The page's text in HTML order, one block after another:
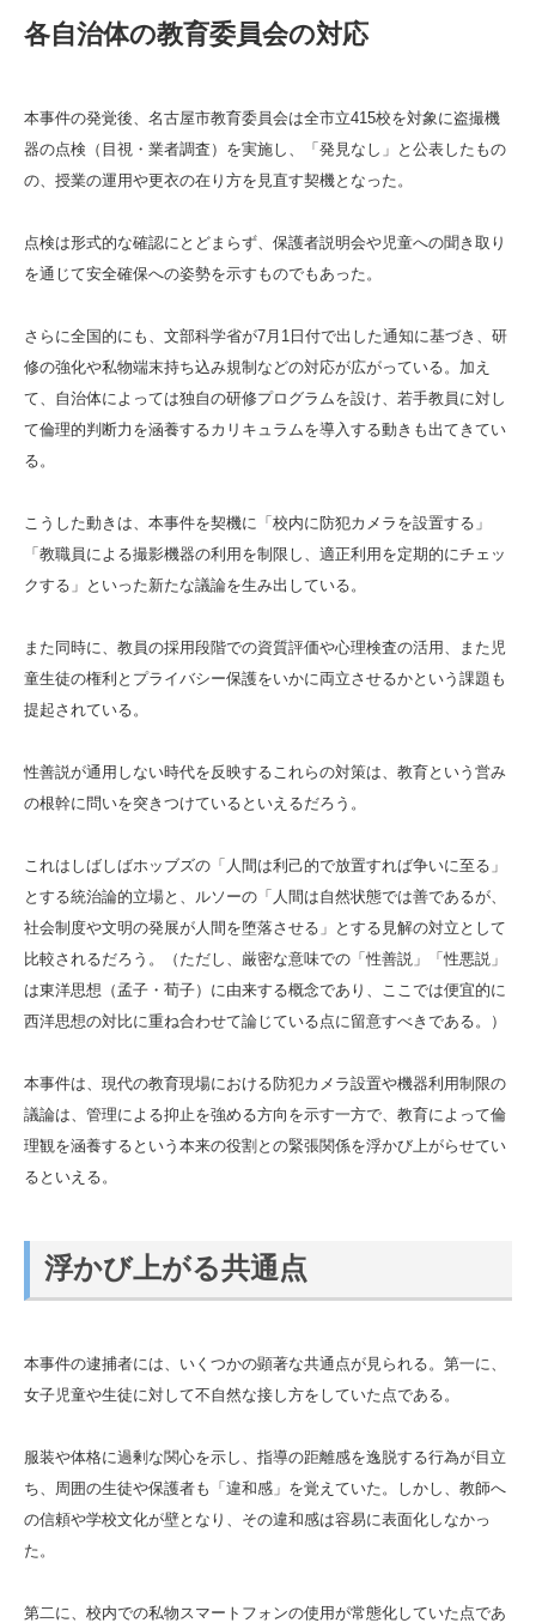
各自治体の教育委員会の対応
本事件の発覚後、名古屋市教育委員会は全市立415校を対象に盗撮機
器の点検（目視・業者調査）を実施し、「発見なし」と公表したもの
の、授業の運用や更衣の在り方を見直す契機となった。
点検は形式的な確認にとどまらず、保護者説明会や児童への聞き取り
を通じて安全確保への姿勢を示すものでもあった。
さらに全国的にも、文部科学省が7月1日付で出した通知に基づき、研
修の強化や私物端末持ち込み規制などの対応が広がっている。加え
て、自治体によっては独自の研修プログラムを設け、若手教員に対し
て倫理的判断力を涵養するカリキュラムを導入する動きも出てきてい
る。
こうした動きは、本事件を契機に「校内に防犯カメラを設置する」
「教職員による撮影機器の利用を制限し、適正利用を定期的にチェッ
クする」といった新たな議論を生み出している。
また同時に、教員の採用段階での資質評価や心理検査の活用、また児
童生徒の権利とプライバシー保護をいかに両立させるかという課題も
提起されている。
性善説が通用しない時代を反映するこれらの対策は、教育という営み
の根幹に問いを突きつけているといえるだろう。
これはしばしばホッブズの「人間は利己的で放置すれば争いに至る」
とする統治論的立場と、ルソーの「人間は自然状態では善であるが、
社会制度や文明の発展が人間を堕落させる」とする見解の対立として
比較されるだろう。（ただし、厳密な意味での「性善説」「性悪説」
は東洋思想（孟子・荀子）に由来する概念であり、ここでは便宜的に
西洋思想の対比に重ね合わせて論じている点に留意すべきである。）
本事件は、現代の教育現場における防犯カメラ設置や機器利用制限の
議論は、管理による抑止を強める方向を示す一方で、教育によって倫
理観を涵養するという本来の役割との緊張関係を浮かび上がらせてい
るといえる。
浮かび上がる共通点
本事件の逮捕者には、いくつかの顕著な共通点が見られる。第一に、
女子児童や生徒に対して不自然な接し方をしていた点である。
服装や体格に過剰な関心を示し、指導の距離感を逸脱する行為が目立
ち、周囲の生徒や保護者も「違和感」を覚えていた。しかし、教師へ
の信頼や学校文化が壁となり、その違和感は容易に表面化しなかっ
た。
第二に、校内での私物スマートフォンの使用が常態化していた点であ